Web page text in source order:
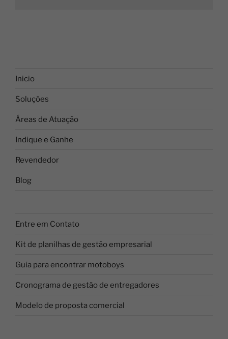
Inicio
Soluções
Áreas de Atuação
Indique e Ganhe
Revendedor
Blog
Entre em Contato
Kit de planilhas de gestão empresarial
Guia para encontrar motoboys
Cronograma de gestão de entregadores
Modelo de proposta comercial